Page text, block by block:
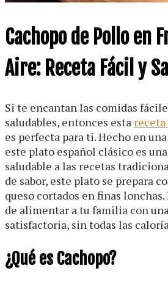
Cachopo de Pollo en
Aire: Receta Fácil y
Si te encantan las comidas
saludables, entonces esta receta
es perfecta para ti. Hecho en
este plato español clásico es
saludable a las recetas
de sabor, este plato se prepara
queso cortados en finas
de alimentar a tu familia con
satisfactoria, sin todas las
¿Qué es Cachopo?